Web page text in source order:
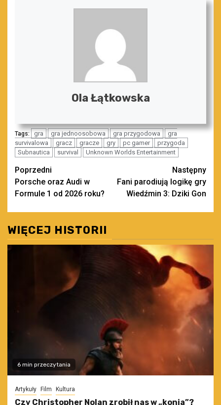
Ola Łątkowska
Tags: gra gra jednoosobowa gra przygodowa
gra
survivalowa
gracz gracze gry pc gamer
przygoda
Subnautica
survival Unknown Worlds Entertainment
Zobacz
wpisy
Poprzedni
Porsche oraz Audi w
Formule 1 od 2026 roku?
Następny
Fani parodiują logikę gry
Wiedźmin 3: Dziki Gon
WIĘCEJ HISTORII
6 min przeczytania
Artykuły Film Kultura
Czy Christopher Nolan zrobił nas w „konia”?